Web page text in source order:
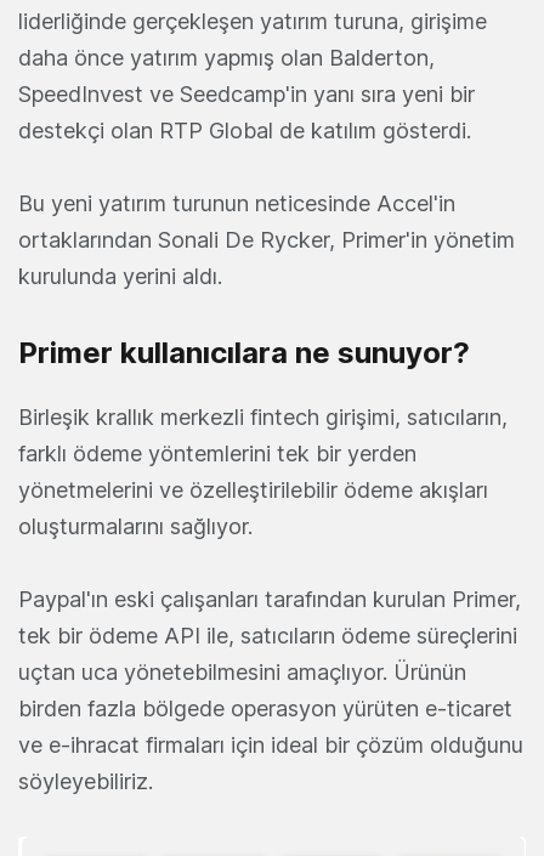
liderliğinde gerçekleşen yatırım turuna, girişime
daha önce yatırım yapmış olan Balderton,
SpeedInvest ve Seedcamp'in yanı sıra yeni bir
destekçi olan RTP Global de katılım gösterdi.
Bu yeni yatırım turunun neticesinde Accel'in
ortaklarından Sonali De Rycker, Primer'in yönetim
kurulunda yerini aldı.
Primer kullanıcılara ne sunuyor?
Birleşik krallık merkezli fintech girişimi, satıcıların,
farklı ödeme yöntemlerini tek bir yerden
yönetmelerini ve özelleştirilebilir ödeme akışları
oluşturmalarını sağlıyor.
Paypal'ın eski çalışanları tarafından kurulan Primer,
tek bir ödeme API ile, satıcıların ödeme süreçlerini
uçtan uca yönetebilmesini amaçlıyor. Ürünün
birden fazla bölgede operasyon yürüten e-ticaret
ve e-ihracat firmaları için ideal bir çözüm olduğunu
söyleyebiliriz.